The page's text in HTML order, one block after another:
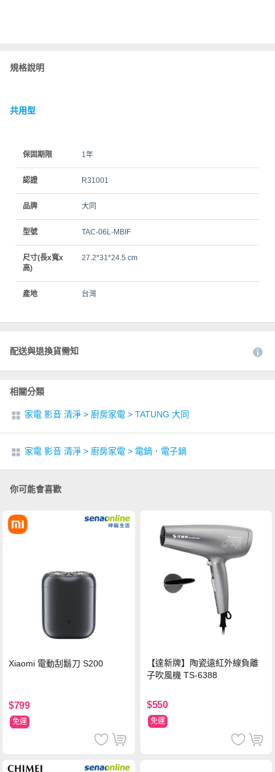
規格說明
共用型
保固期限 1年
認證 R31001
品牌 大同
型號 TAC-06L-MBIF
尺寸(長x寬x
高)
27.2*31*24.5 cm
產地 台灣
配送與退換貨需知
相關分類
家電 影音 清淨 > 廚房家電 > TATUNG 大同
家電 影音 清淨 > 廚房家電 > 電鍋．電子鍋
你可能會喜歡
Xiaomi 電動刮鬍刀 S200
$799
免運
【達新牌】陶瓷遠紅外線負離
子吹風機 TS-6388
$550
免運